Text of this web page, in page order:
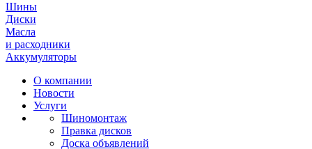
Шины
Диски
Масла
и расходники
Аккумуляторы
О компании
Новости
Услуги
Шиномонтаж
Правка дисков
Доска объявлений